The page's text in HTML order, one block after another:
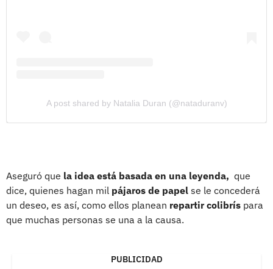
A post shared by Natalia Duran (@nataduranv)
Aseguró que la idea está basada en una leyenda, que
dice, quienes hagan mil pájaros de papel se le concederá
un deseo, es así, como ellos planean repartir colibrís para
que muchas personas se una a la causa.
PUBLICIDAD